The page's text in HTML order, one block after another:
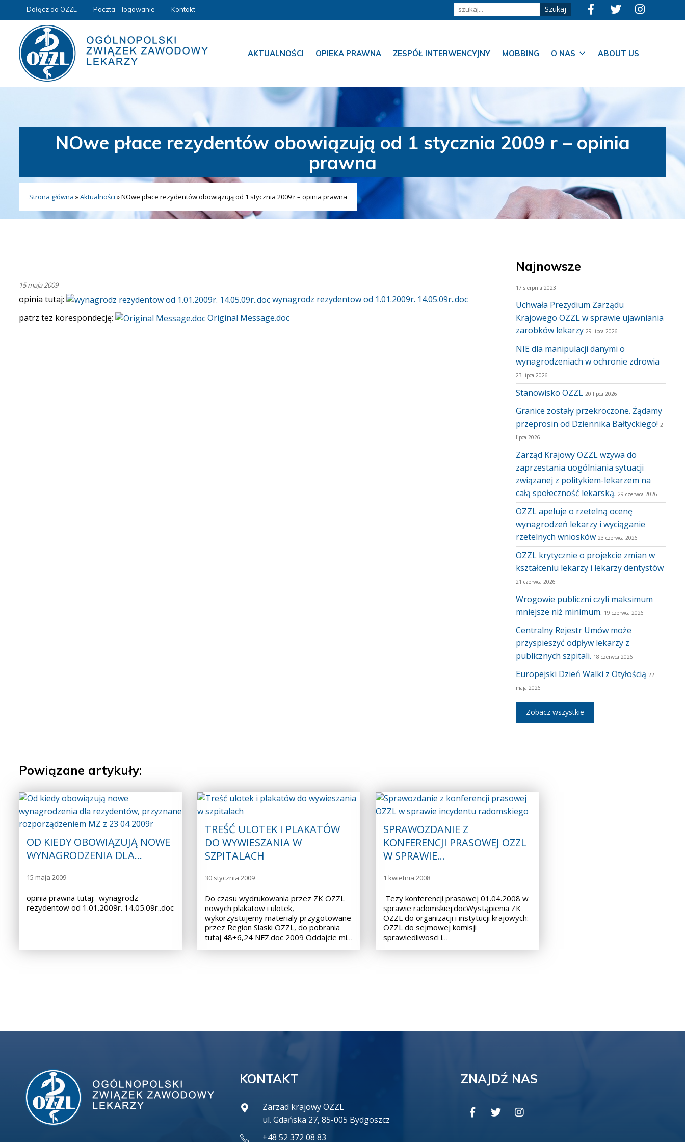
Dołącz do OZZL Poczta – logowanie Kontakt
AKTUALNOŚCI OPIEKA PRAWNA ZESPÓŁ INTERWENCYJNY MOBBING O NAS ABOUT US
NOwe płace rezydentów obowiązują od 1 stycznia 2009 r – opinia
prawna
Strona główna »Aktualności »NOwe płace rezydentów obowiązują od 1 stycznia 2009 r – opinia prawna
15 maja 2009
opinia tutaj:
wynagrodz rezydentow od 1.01.2009r. 14.05.09r..doc
patrz tez korespondecję:
Original Message.doc
Najnowsze
17 sierpnia 2023
Uchwała Prezydium Zarządu
Krajowego OZZL w sprawie ujawniania
zarobków lekarzy 29 lipca 2026
NIE dla manipulacji danymi o
wynagrodzeniach w ochronie zdrowia
23 lipca 2026
Stanowisko OZZL 20 lipca 2026
Granice zostały przekroczone. Żądamy
przeprosin od Dziennika Bałtyckiego! 2
lipca 2026
Zarząd Krajowy OZZL wzywa do
zaprzestania uogólniania sytuacji
związanej z politykiem-lekarzem na
całą społeczność lekarską. 29 czerwca 2026
OZZL apeluje o rzetelną ocenę
wynagrodzeń lekarzy i wyciąganie
rzetelnych wniosków 23 czerwca 2026
OZZL krytycznie o projekcie zmian w
kształceniu lekarzy i lekarzy dentystów
21 czerwca 2026
Wrogowie publiczni czyli maksimum
mniejsze niż minimum. 19 czerwca 2026
Centralny Rejestr Umów może
przyspieszyć odpływ lekarzy z
publicznych szpitali. 18 czerwca 2026
Europejski Dzień Walki z Otyłością 22
maja 2026
Zobacz wszystkie
Powiązane artykuły:
OD KIEDY OBOWIĄZUJĄ NOWE
WYNAGRODZENIA DLA…
15 maja 2009
opinia prawna tutaj: wynagrodz
rezydentow od 1.01.2009r. 14.05.09r..doc
TREŚĆ ULOTEK I PLAKATÓW
DO WYWIESZANIA W
SZPITALACH
30 stycznia 2009
Do czasu wydrukowania przez ZK OZZL
nowych plakatow i ulotek,
wykorzystujemy materialy przygotowane
przez Region Slaski OZZL, do pobrania
tutaj 48+6,24 NFZ.doc 2009 Oddajcie mi…
SPRAWOZDANIE Z
KONFERENCJI PRASOWEJ OZZL
W SPRAWIE…
1 kwietnia 2008
Tezy konferencji prasowej 01.04.2008 w
sprawie radomskiej.docWystąpienia ZK
OZZL do organizacji i instytucji krajowych:
OZZL do sejmowej komisji
sprawiedliwosci i…
KONTAKT
Zarzad krajowy OZZL
ul. Gdańska 27, 85-005 Bydgoszcz
+48 52 372 08 83
ZNAJDŹ NAS